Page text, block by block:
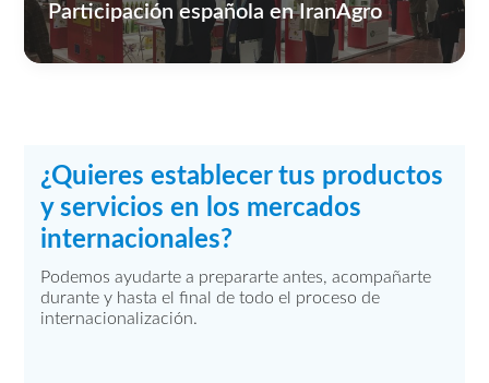
Participación española en IranAgro
¿Quieres establecer tus productos
y servicios en los mercados
internacionales?
Podemos ayudarte a prepararte antes, acompañarte
durante y hasta el final de todo el proceso de
internacionalización.